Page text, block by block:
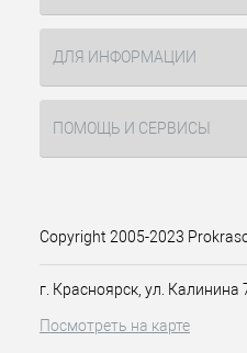
ДЛЯ ИНФОРМАЦИИ
ПОМОЩЬ И СЕРВИСЫ
Copyright 2005-2023
г. Красноярск, ул. Калинина
Посмотреть на карте